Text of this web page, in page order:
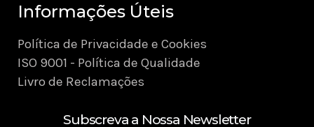
Informações Úteis
Política de Privacidade e Cookies
ISO 9001 - Política de Qualidade
Livro de Reclamações
Subscreva a Nossa Newsletter